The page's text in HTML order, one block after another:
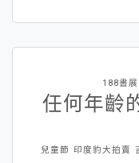
188書展
任何年齡
兒童節 印度豹大拍賣